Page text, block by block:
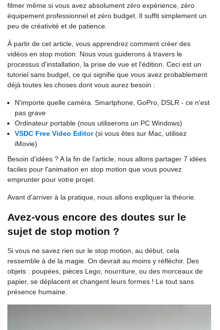
filmer même si vous avez absolument zéro expérience, zéro
équipement professionnel et zéro budget. Il suffit simplement un
peu de créativité et de patience.
À partir de cet article, vous apprendrez comment créer des
vidéos en stop motion. Nous vous guiderons à travers le
processus d'installation, la prise de vue et l'édition. Ceci est un
tutoriel sans budget, ce qui signifie que vous avez probablement
déjà toutes les choses dont vous aurez besoin :
N'importe quelle caméra. Smartphone, GoPro, DSLR - ce n'est
pas grave
Ordinateur portable (nous utiliserons un PC Windows)
VSDC Free Video Editor(si vous êtes sur Mac, utilisez
iMovie)
Besoin d'idées ? A la fin de l'article, nous allons partager 7 idées
faciles pour l'animation en stop motion que vous pouvez
emprunter pour votre projet.
Avant d'arriver à la pratique, nous allons expliquer la théorie.
Avez-vous encore des doutes sur le
sujet de stop motion ?
Si vous ne savez rien sur le stop motion, au début, cela
ressemble à de la magie. On devrait au moins y réfléchir. Des
objets : poupées, pièces Lego, nourriture, ou des morceaux de
papier, se déplacent et changent leurs formes ! Le tout sans
présence humaine.